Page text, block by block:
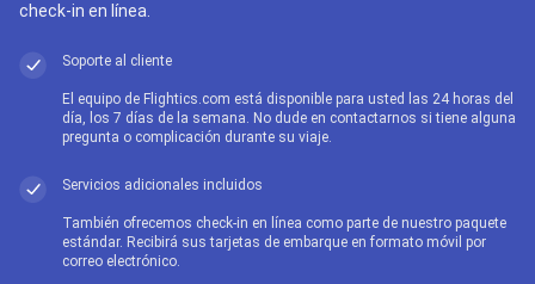
check-in en línea.
Soporte al cliente
El equipo de Flightics.com está disponible para usted las 24 horas del
día, los 7 días de la semana. No dude en contactarnos si tiene alguna
pregunta o complicación durante su viaje.
Servicios adicionales incluidos
También ofrecemos check-in en línea como parte de nuestro paquete
estándar. Recibirá sus tarjetas de embarque en formato móvil por
correo electrónico.